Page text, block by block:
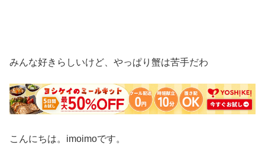
みんな好きらしいけど、やっぱり蟹は苦手だわ
こんにちは。imoimoです。